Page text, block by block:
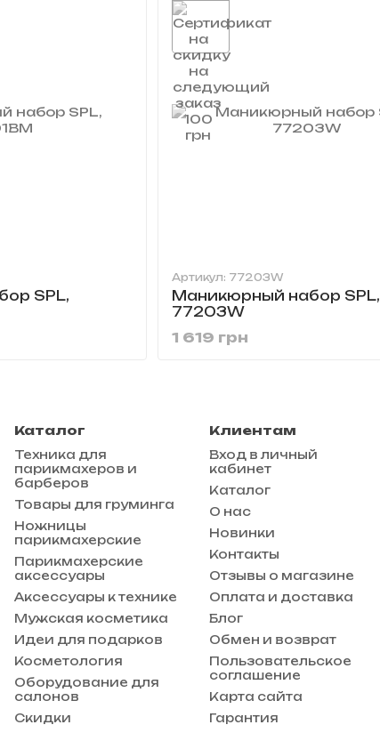
SPL,
Артикул: 77203W
Маникюрный набор SPL,
77203W
1 619 грн
Каталог
Техника для
парикмахеров и
барберов
Товары для груминга
Ножницы
парикмахерские
Парикмахерские
аксессуары
Аксессуары к технике
Мужская косметика
Идеи для подарков
Косметология
Оборудование для
салонов
Скидки
Клиентам
Вход в личный
кабинет
Каталог
О нас
Новинки
Контакты
Отзывы о магазине
Оплата и доставка
Блог
Обмен и возврат
Пользовательское
соглашение
Карта сайта
Гарантия